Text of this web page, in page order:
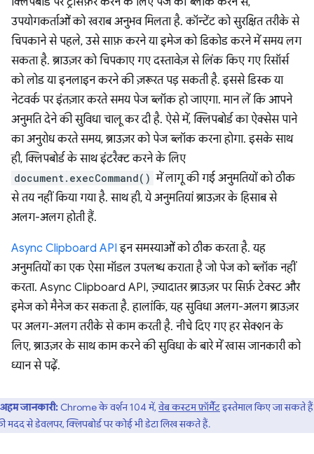
उपयोगकर्ताओं को खराब अनुभव मिलता है. कॉन्टेंट को सुरक्षित तरीके से
चिपकाने से पहले, उसे साफ़ करने या इमेज को डिकोड करने में समय लग
सकता है. ब्राउज़र को चिपकाए गए दस्तावेज़ से लिंक किए गए रिसॉर्स
को लोड या इनलाइन करने की ज़रूरत पड़ सकती है. इससे डिस्क या
नेटवर्क पर इंतज़ार करते समय पेज ब्लॉक हो जाएगा. मान लें कि आपने
अनुमति देने की सुविधा चालू कर दी है. ऐसे में, क्लिपबोर्ड का ऐक्सेस पाने
का अनुरोध करते समय, ब्राउज़र को पेज ब्लॉक करना होगा. इसके साथ
ही, क्लिपबोर्ड के साथ इंटरैक्ट करने के लिए
document.execCommand() में लागू की गई अनुमतियों को ठीक
से तय नहीं किया गया है. साथ ही, ये अनुमतियां ब्राउज़र के हिसाब से
अलग-अलग होती हैं.
Async Clipboard API इन समस्याओं को ठीक करता है. यह
अनुमतियों का एक ऐसा मॉडल उपलब्ध कराता है जो पेज को ब्लॉक नहीं
करता. Async Clipboard API, ज़्यादातर ब्राउज़र पर सिर्फ़ टेक्स्ट और
इमेज को मैनेज कर सकता है. हालांकि, यह सुविधा अलग-अलग ब्राउज़र
पर अलग-अलग तरीके से काम करती है. नीचे दिए गए हर सेक्शन के
लिए, ब्राउज़र के साथ काम करने की सुविधा के बारे में खास जानकारी को
ध्यान से पढ़ें.
अहम जानकारी: Chrome के वर्शन 104 में,वेब कस्टम फ़ॉर्मैटइस्तेमाल किए जा सकते
मदद से डेवलपर, क्लिपबोर्ड पर कोई भी डेटा लिख सकते हैं.